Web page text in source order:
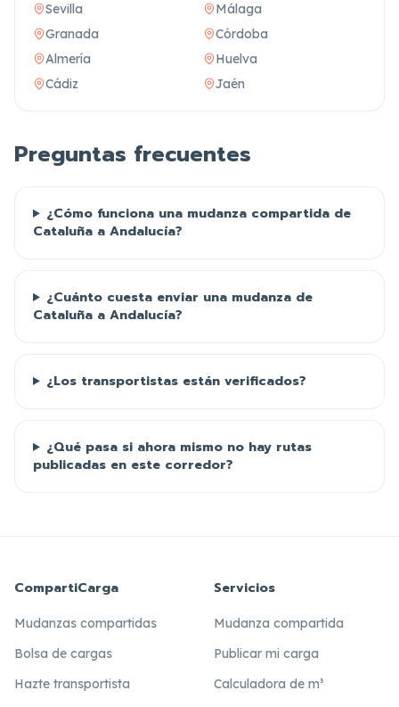
Sevilla
Málaga
Granada
Córdoba
Almería
Huelva
Cádiz
Jaén
Preguntas frecuentes
¿Cómo funciona una mudanza compartida de
Cataluña a Andalucía?
¿Cuánto cuesta enviar una mudanza de
Cataluña a Andalucía?
¿Los transportistas están verificados?
¿Qué pasa si ahora mismo no hay rutas
publicadas en este corredor?
CompartiCarga
Mudanzas compartidas
Bolsa de cargas
Hazte transportista
Servicios
Mudanza compartida
Publicar mi carga
Calculadora de m³